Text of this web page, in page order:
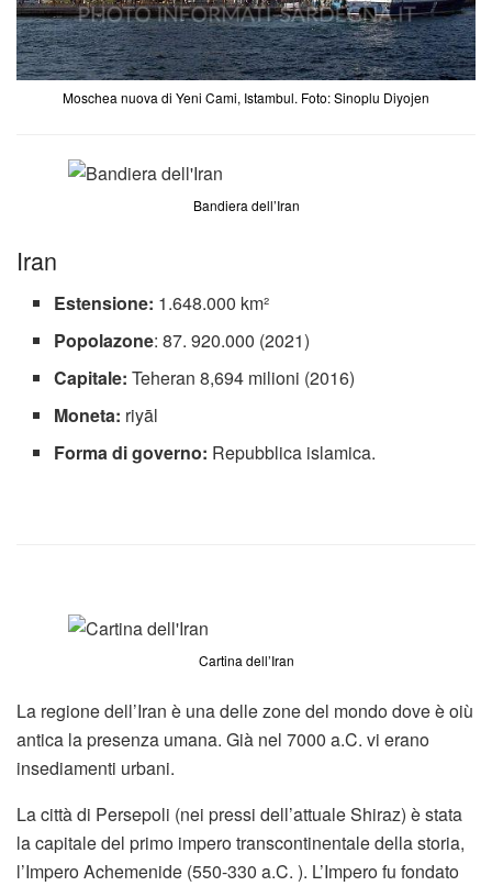
Moschea nuova di Yeni Cami, Istambul. Foto: Sinoplu Diyojen
Bandiera dell’Iran
Iran
Estensione: 1.648.000 km²
Popolazone: 87. 920.000 (2021)
Capitale: Teheran 8,694 milioni (2016)
Moneta: riyāl
Forma di governo: Repubblica islamica.
Cartina dell’Iran
La regione dell’Iran è una delle zone del mondo dove è oiù
antica la presenza umana. Già nel 7000 a.C. vi erano
insediamenti urbani.
La città di Persepoli (nei pressi dell’attuale Shiraz) è stata
la capitale del primo impero transcontinentale della storia,
l’Impero Achemenide (550-330 a.C. ). L’Impero fu fondato